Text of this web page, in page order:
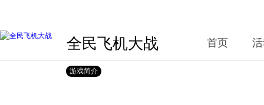
全民飞机大战
游戏简介
首页